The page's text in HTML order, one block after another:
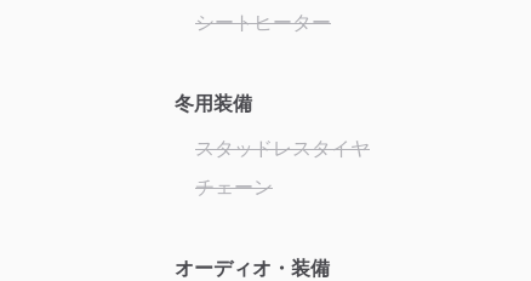
シートヒーター
冬用装備
スタッドレスタイヤ
チェーン
オーディオ・装備